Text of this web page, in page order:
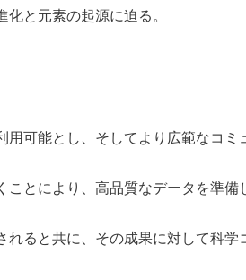
と元素の起源に迫る。
可能とし、そしてより広範なコ
とにより、高品質なデータを準
ると共に、その成果に対して科